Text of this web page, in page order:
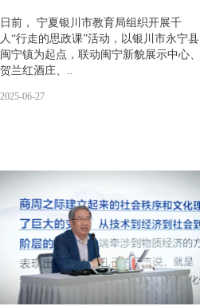
日前， 宁夏银川市教育局组织开展千
人“行走的思政课”活动，以银川市永宁县
闽宁镇为起点，联动闽宁新貌展示中心、
贺兰红酒庄、..
2025-06-27